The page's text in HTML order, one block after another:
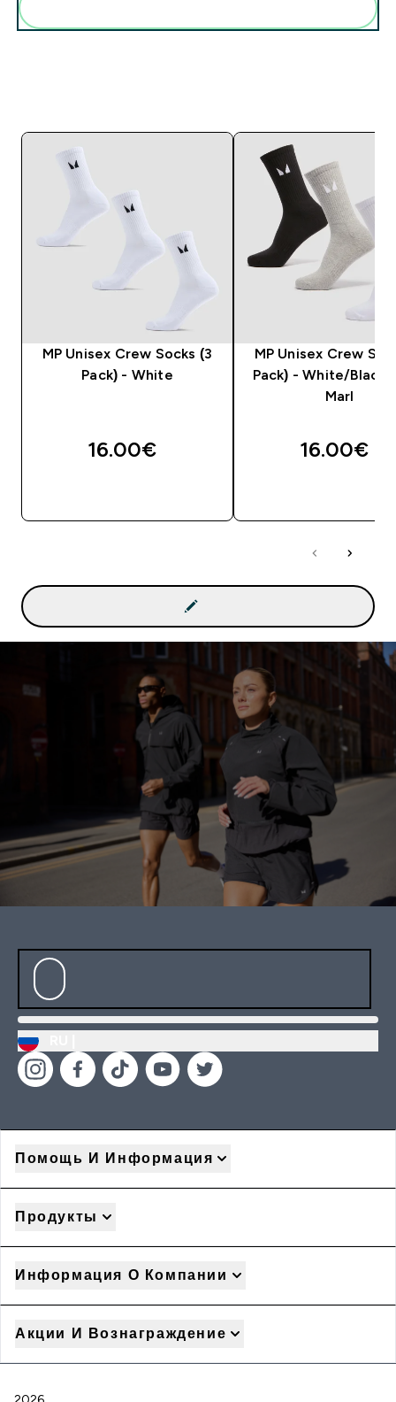
MP Unisex Crew Socks (3
Pack) - White
16.00€‎
MP Unisex Crew
Pack) - White/Black/
Marl
16.00€‎
Помощь И Информация
Продукты
Информация О Компании
Акции И Вознаграждение
2026